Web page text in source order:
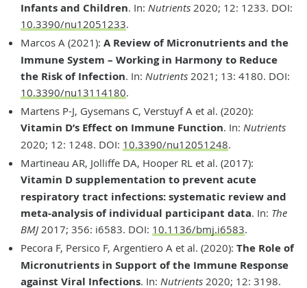
Infants and Children. In: Nutrients 2020; 12: 1233. DOI:
10.3390/nu12051233.
Marcos A (2021): A Review of Micronutrients and the
Immune System – Working in Harmony to Reduce
the Risk of Infection. In: Nutrients 2021; 13: 4180. DOI:
10.3390/nu13114180.
Martens P-J, Gysemans C, Verstuyf A et al. (2020):
Vitamin D’s Effect on Immune Function. In: Nutrients
2020; 12: 1248. DOI: 10.3390/nu12051248.
Martineau AR, Jolliffe DA, Hooper RL et al. (2017):
Vitamin D supplementation to prevent acute
respiratory tract infections: systematic review and
meta-analysis of individual participant data. In: The
BMJ 2017; 356: i6583. DOI: 10.1136/bmj.i6583.
Pecora F, Persico F, Argentiero A et al. (2020): The Role of
Micronutrients in Support of the Immune Response
against Viral Infections. In: Nutrients 2020; 12: 3198.